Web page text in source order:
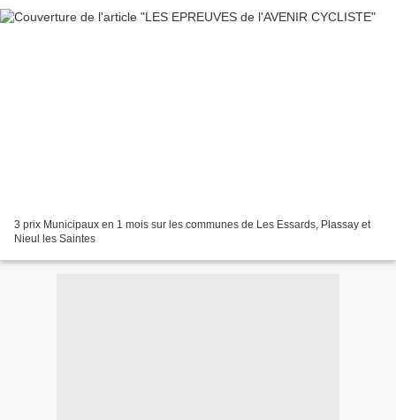
3 prix Municipaux en 1 mois sur les communes de Les Essards, Plassay et
Nieul les Saintes